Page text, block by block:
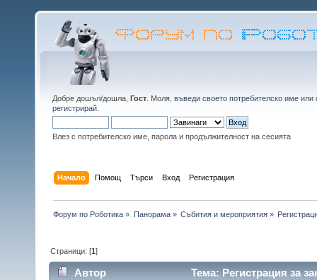
Добре дошъл/дошла, Гост . Моля, въведи своето потребителско име или
регистрирай
Влез с потребителско име, парола и продължителност на сесията
Начало Помощ Търси Вход Регистрация
Форум по Роботика » Панорама» Събития и мероприятия»
Страници: [1]
Автор
Тема: Регистрация за